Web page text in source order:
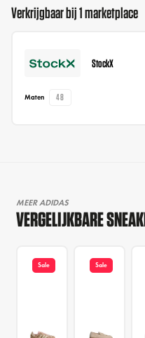
Verkrijgbaar bij 1 marketplace
StockX
Maten 48
MEER ADIDAS
VERGELIJKBARE
Sale Sale